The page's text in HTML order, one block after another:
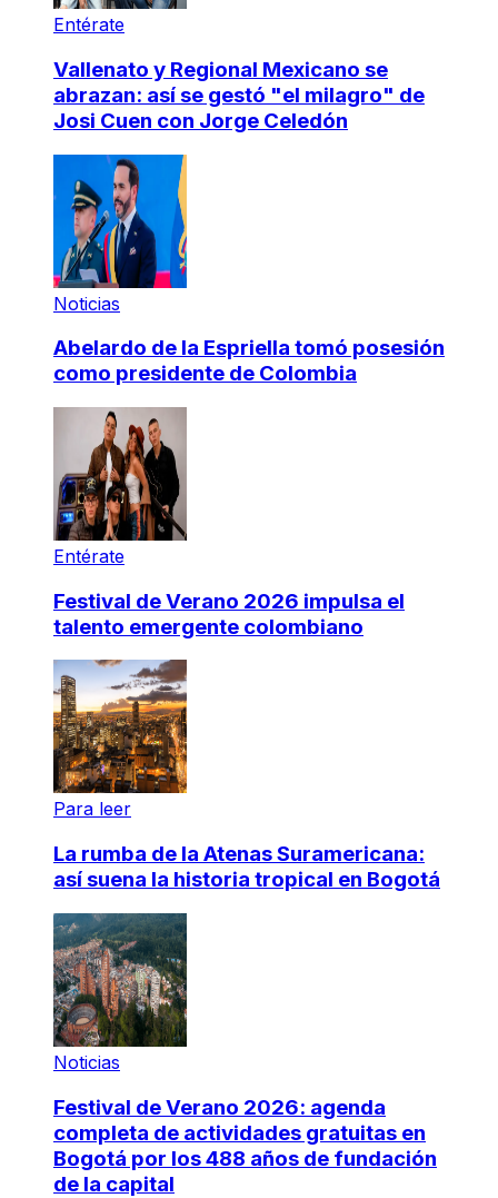
Entérate
Vallenato y Regional Mexicano se
abrazan: así se gestó "el milagro" de
Josi Cuen con Jorge Celedón
Noticias
Abelardo de la Espriella tomó posesión
como presidente de Colombia
Entérate
Festival de Verano 2026 impulsa el
talento emergente colombiano
Para leer
La rumba de la Atenas Suramericana:
así suena la historia tropical en Bogotá
Noticias
Festival de Verano 2026: agenda
completa de actividades gratuitas en
Bogotá por los 488 años de fundación
de la capital